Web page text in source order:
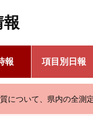
報 項目別日報
について、県内の全測